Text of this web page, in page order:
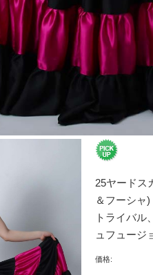
25ヤードス
＆フーシャ
トライバル
ュフュージ
価格: